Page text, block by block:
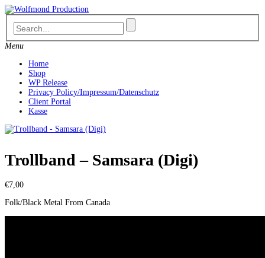
Skip
to
content
Menu
Home
Shop
WP Release
Privacy Policy/Impressum/Datenschutz
Client Portal
Kasse
Trollband – Samsara (Digi)
€7,00
Folk/Black Metal From Canada